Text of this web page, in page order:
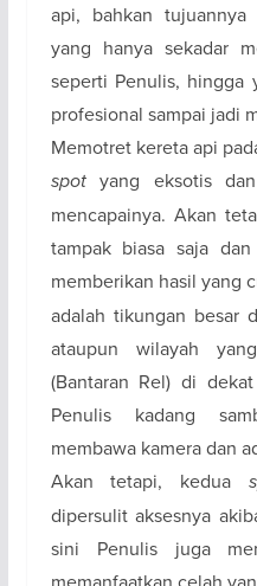
api, bahkan
yang hanya sekadar
seperti Penulis, hingga
profesional sampai jadi
Memotret kereta api
spotyang eksotis
mencapainya. Akan
tampak biasa saja
memberikan hasil yang
adalah tikungan besar
ataupun wilayah
(Bantaran Rel) di
Penulis kadang
membawa kamera dan
Akan tetapi, kedua
dipersulit aksesnya
sini Penulis juga